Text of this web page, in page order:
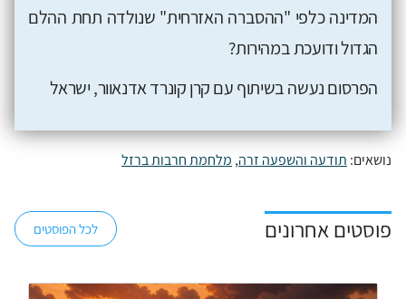
המדינה כלפי "ההסברה האזרחית" שנולדה תחת ההלם
הגדול ודועכת במהירות?
הפרסום נעשה בשיתוף עם קרן קונרד אדנאוור, ישראל
נושאים: תודעה והשפעה זרה, מלחמת חרבות ברזל
פוסטים אחרונים לכל הפוסטים